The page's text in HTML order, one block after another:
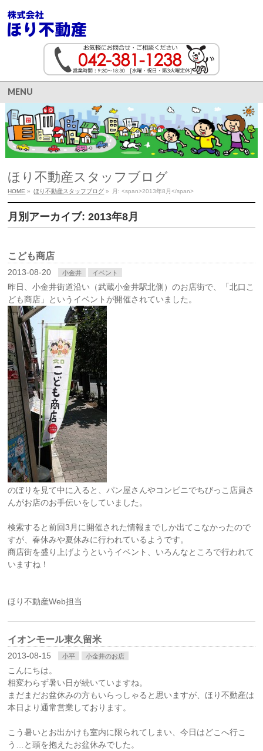
MENU
ほり不動産スタッフブログ
HOME » ほり不動産スタッフブログ » 月: <span>2013年8月</span>
月別アーカイブ: 2013年8月
こども商店
2013-08-20 小金井 イベント
昨日、小金井街道沿い（武蔵小金井駅北側）のお店街で、「北口こ
ども商店」というイベントが開催されていました。
のぼりを見て中に入ると、パン屋さんやコンビニでちびっこ店員さ
んがお店のお手伝いをしていました。
検索すると前回3月に開催された情報までしか出てこなかったので
すが、春休みや夏休みに行われているようです。
商店街を盛り上げようというイベント、いろんなところで行われて
いますね！
ほり不動産Web担当
イオンモール東久留米
2013-08-15 小平 小金井のお店
こんにちは。
相変わらず暑い日が続いていますね。
まだまだお盆休みの方もいらっしゃると思いますが、ほり不動産は
本日より通常営業しております。
こう暑いとお出かけも室内に限られてしまい、今日はどこへ行こ
う…と頭を抱えたお盆休みでした。